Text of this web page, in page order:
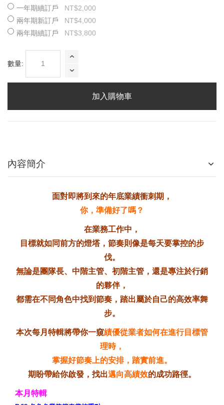
一年期續訂戶
NT$2,000
兩年期新訂戶
NT$4,000
兩年期續訂戶
NT$3,800
數量:
加入購物車
內容簡介
面對即將到來的年底業績衝刺期，
你，準備好了嗎？
在業務工作中，
目標就如同前方的燈塔，節奏則像是每天要掌控的步
伐。
無論是團隊長、中階主管、初階主管，還是專注於行銷
的夥伴，
都需在不同角色中找到節奏，踏出屬於自己的高效率舞
步。
本次每月特輯將帶你一窺績優從業者如何在進行目標管
理時，
掌握好節奏上的安排，踏實前進。
期盼帶給你啟發，找出邁向高績效的成功路徑。
本月特輯